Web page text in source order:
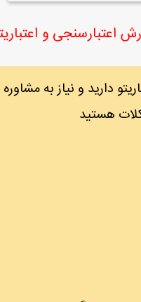
اعتبارسنجی و
دارید و نیاز به
هستید